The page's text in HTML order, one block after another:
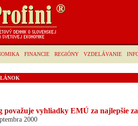
FINANCIE REGIÓNY VZDELÁVANIE
považuje vyhliadky EMÚ za najlepšie
2000